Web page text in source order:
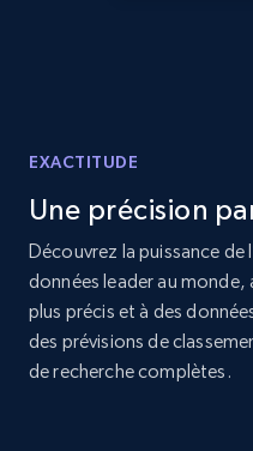
Amazon products
products by best
Title, Seller name,
price, Currency,
more.
EXACTITUDE
Une précision
Découvrez la puissance
données leader au monde,
plus précis et à des
des prévisions de
de recherche complètes.